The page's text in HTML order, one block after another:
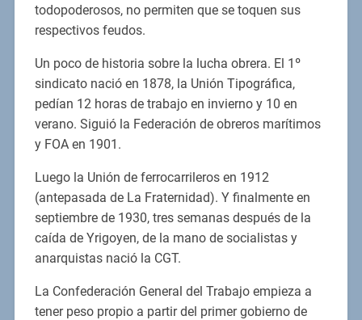
todopoderosos, no permiten que se toquen sus
respectivos feudos.
Un poco de historia sobre la lucha obrera. El 1º
sindicato nació en 1878, la Unión Tipográfica,
pedían 12 horas de trabajo en invierno y 10 en
verano. Siguió la Federación de obreros marítimos
y FOA en 1901.
Luego la Unión de ferrocarrileros en 1912
(antepasada de La Fraternidad). Y finalmente en
septiembre de 1930, tres semanas después de la
caída de Yrigoyen, de la mano de socialistas y
anarquistas nació la CGT.
La Confederación General del Trabajo empieza a
tener peso propio a partir del primer gobierno de